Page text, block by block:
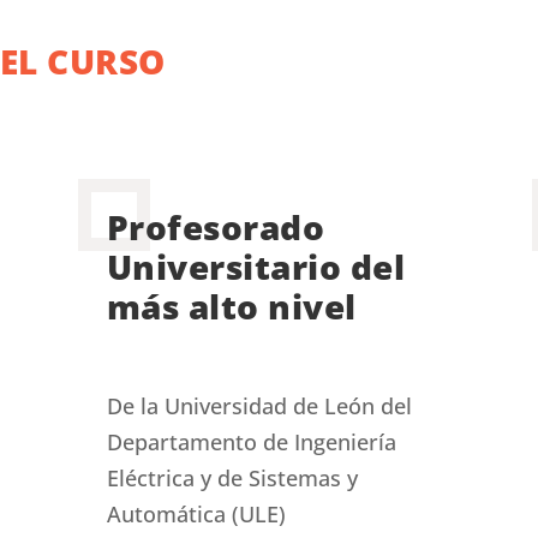
CURSO
Profesorado
Universitario del
más alto nivel
De la Universidad de León del
Departamento de Ingeniería
Eléctrica y de Sistemas y
Automática (ULE)